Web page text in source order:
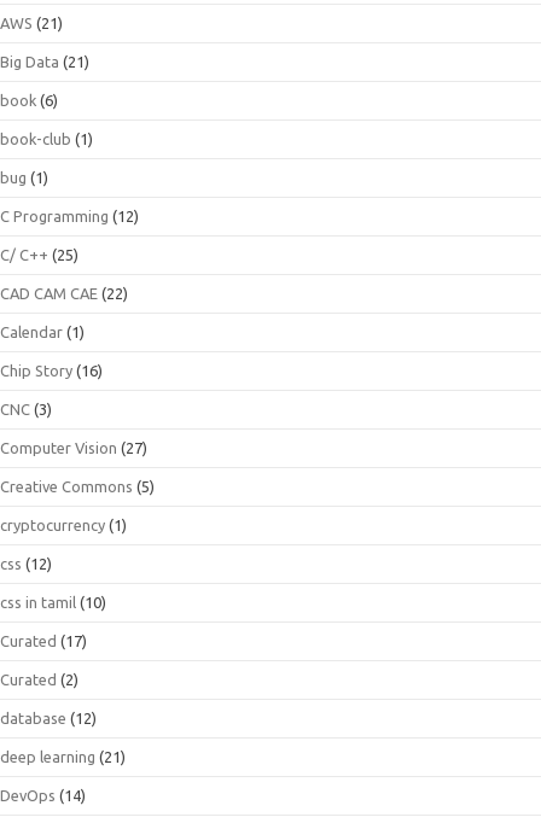
AWS (21)
Big Data (21)
book (6)
book-club (1)
bug (1)
C Programming (12)
C/ C++ (25)
CAD CAM CAE (22)
Calendar (1)
Chip Story (16)
CNC (3)
Computer Vision (27)
Creative Commons (5)
cryptocurrency (1)
css (12)
css in tamil (10)
Curated (17)
Curated (2)
database (12)
deep learning (21)
DevOps (14)